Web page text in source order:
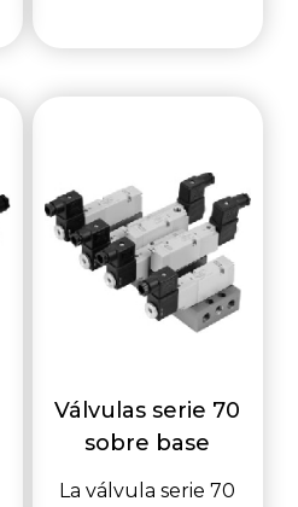
Válvulas serie 70
sobre base
La válvula serie 70